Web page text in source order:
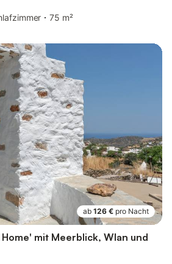
75 m²
ab 126 € pro Nacht
mit Meerblick, Wlan und